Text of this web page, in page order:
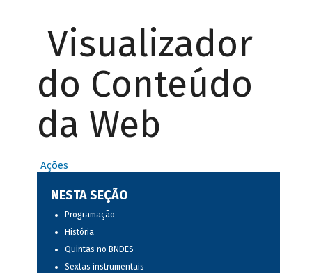
Visualizador
do Conteúdo
da Web
Ações
NESTA SEÇÃO
Programação
História
Quintas no BNDES
Sextas instrumentais